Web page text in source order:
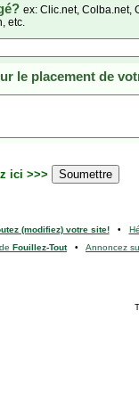
ex: Clic.net, Colba.net,
etc.
le placement de
ici >>>
(modifiez) votre site!•
Fouillez-Tout• Annoncez